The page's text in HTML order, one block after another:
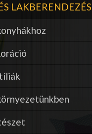
LAKBERENDEZÉS